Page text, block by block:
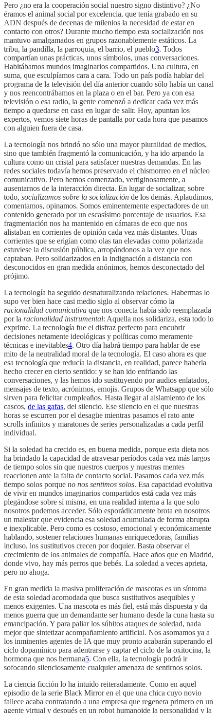
Pero ¿no era la cooperación social nuestro signo distintivo? ¿No
éramos el animal social por excelencia, que tenía grabado en su
ADN después de decenas de milenios la necesidad de estar en
contacto con otros? Durante mucho tiempo esta socialización nos
mantuvo amalgamados en grupos razonablemente estáticos. La
tribu, la pandilla, la parroquia, el barrio, el pueblo3. Todos
compartían unas prácticas, unos símbolos, unas conversaciones.
Habitábamos mundos imaginarios compartidos. Una cultura, en
suma, que esculpíamos cara a cara. Todo un país podía hablar del
programa de la televisión del día anterior cuando sólo había un canal
y nos reencontrábamos en la plaza o en el bar. Pero ya con esa
televisión o esa radio, la gente comenzó a dedicar cada vez más
tiempo a quedarse en casa en lugar de salir. Hoy, apuntan los
expertos, vemos siete horas de pantalla por cada hora que pasamos
con alguien fuera de casa.
La tecnología nos brindó no sólo una mayor pluralidad de medios,
sino que también fragmentó la comunicación, y ha ido arpando la
cultura como un cristal para satisfacer nuestras demandas. En las
redes sociales todavía hemos preservado el chismorreo en el núcleo
comunicativo. Pero hemos comenzado, vertiginosamente, a
ausentarnos de la interacción directa. En lugar de socializar, sobre
todo, socializamos sobre la socialización de los demás. Aplaudimos,
comentamos, opinamos. Somos eminentemente espectadores de un
contenido generado por un escasísimo porcentaje de usuarios. Esa
fragmentación nos ha mantenido en cámaras de eco que nos
alistaban en corrientes de opinión cada vez más distantes. Unas
corrientes que se erigían como olas tan elevadas como polarizada
estuviese la discusión pública, arropándonos a la vez que nos
captaban. Pero solidarizados en la indignación a distancia con
desconocidos en gran medida anónimos, hemos desconectado del
prójimo.
La tecnología ha seguido desnaturalizando relaciones. Habermas lo
supo ver bien hace casi medio siglo al observar cómo la
racionalidad comunicativa que nos conecta había sido reemplazada
por la racionalidad instrumental: Aquella nos solidariza, esta todo lo
exprime. La tecnología fue el disfraz perfecto para encubrir
decisiones netamente ideológicas y políticas como meramente
técnicas e inevitables4. Otro día habrá tiempo para hablar de ese
mito de la neutralidad moral de la tecnología. El caso ahora es que
esa tecnología que reducía la distancia, en realidad, parece haberla
hecho crecer en cierto sentido: y se han ido enfriando las
conversaciones, y las hemos ido sustituyendo por audios enlatados,
mensajes de texto, acrónimos, emojis. Grupos de Whatsapp que sólo
sirven para felicitar cumpleaños. Hasta llegar al aislamiento de los
cascos, de las gafas, del silencio. Ese silencio en el que nuestras
horas se escurren por el desagüe mientras pasamos el rato ante
scrolls infinitos y maratones de series personalizadas a cada perfil
individual.
Si la soledad ha crecido es, en buena medida, porque esta dieta nos
ha brindado la capacidad de atravesar períodos cada vez más largos
de tiempo solos sin que nuestros cuerpos y nuestras mentes
reaccionen ante la falta de contacto social. Pasamos cada vez más
tiempo solos porque no nos sentimos solos. Esa capacidad evolutiva
de vivir en mundos imaginarios compartidos está cada vez más
plegándose sobre sí misma, en una realidad interna a la que solo
nosotros podemos acceder. Sólo esporádicamente brota en nosotros
un malestar que evidencia esa soledad acumulada de forma abrupta
e inexplicable. Pero como es costoso, emocional y económicamente
hablando, sostener relaciones humanas enriquecedoras, familias
incluso, los sustitutivos crecen por doquier. Basta observar el
crecimiento de los animales de compañía. Hace años que en Madrid,
donde vivo, hay más perros que bebés. La soledad a veces aprieta,
pero no ahoga.
En gran medida la masiva proliferación de mascotas es un síntoma
de esta soledad acomodada que busca sustitutivos asequibles y
menos exigentes. Una mascota es más fiel, está más dispuesta y da
menos guerra que un demandante ser humano desde la cuna hasta su
emancipación. Y para paliar los súbitos ataques de soledad, nada
mejor que sintetizar acompañamiento artificial. Nos asomamos ya a
los inminentes agentes de IA que muy pronto acabarán superando el
ciclo dopamínico para adentrarse y captar el ciclo de la oxitocina, la
hormona que nos hermana5. Con ella, la tecnología podrá ir
sofocando silenciosamente cualquier amenaza de sentirnos solos.
La ciencia ficción lo ha intuido reiteradamente. Como en aquel
episodio de la serie Black Mirror en el que una chica cuyo novio
fallece acaba contratando a una empresa que regenera primero en un
agente virtual y después en un robot humanoide la personalidad y la